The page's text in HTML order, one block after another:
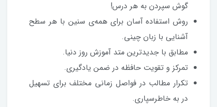
گوش سپردن به هر درس!
روش استفاده آسان برای همه‌ی سنین با هر سطح
آشنایی با زبان چینی.
مطابق با جدیدترین متد آموزش روز دنیا.
تمرکز و تقویت حافظه در ضمن یادگیری.
تکرار مطالب در فواصل زمانی مختلف برای تسهیل
در به خاطرسپاری.